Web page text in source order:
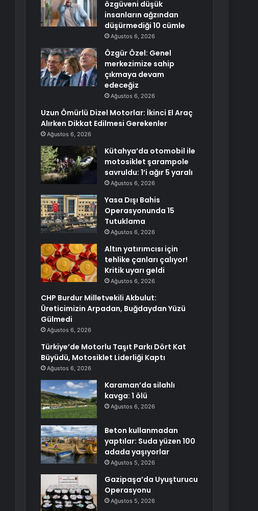
özgüveni düşük
insanların ağzından
düşürmediği 10 cümle
Ağustos 6, 2026
Özgür Özel: Genel
merkezimize sahip
çıkmaya devam
edeceğiz
Ağustos 6, 2026
Uzun Ömürlü Dizel Motorlar: İkinci El Araç
Alırken Dikkat Edilmesi Gerekenler
Ağustos 6, 2026
Kütahya’da otomobil ile
motosiklet şarampole
savruldu: 1’i ağır 5 yaralı
Ağustos 6, 2026
Yasa Dışı Bahis
Operasyonunda 15
Tutuklama
Ağustos 6, 2026
Altın yatırımcısı için
tehlike çanları çalıyor!
Kritik uyarı geldi
Ağustos 6, 2026
CHP Burdur Milletvekili Akbulut:
Üreticimizin Arpadan, Buğdaydan Yüzü
Gülmedi
Ağustos 6, 2026
Türkiye’de Motorlu Taşıt Parkı Dört Kat
Büyüdü, Motosiklet Liderliği Kaptı
Ağustos 6, 2026
Karaman’da silahlı
kavga: 1 ölü
Ağustos 6, 2026
Beton kullanmadan
yaptılar: Suda yüzen 100
adada yaşıyorlar
Ağustos 5, 2026
Gazipaşa’da Uyuşturucu
Operasyonu
Ağustos 5, 2026